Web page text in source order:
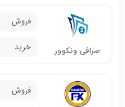
صرافی ونکوور
فروش
خرید
فروش